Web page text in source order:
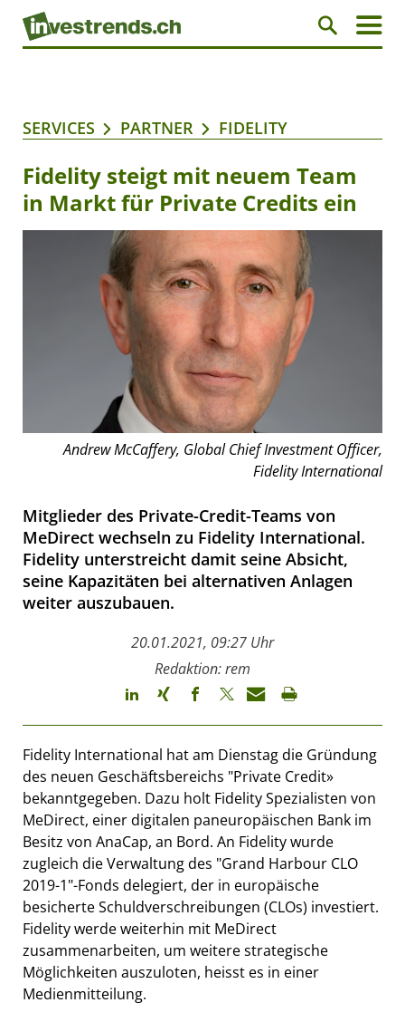
SERVICES PARTNER FIDELITY
Fidelity steigt mit neuem Team
in Markt für Private Credits ein
Andrew McCaffery, Global Chief Investment Officer,
Fidelity International
Mitglieder des Private-Credit-Teams von
MeDirect wechseln zu Fidelity International.
Fidelity unterstreicht damit seine Absicht,
seine Kapazitäten bei alternativen Anlagen
weiter auszubauen.
20.01.2021, 09:27 Uhr
Redaktion: rem
Fidelity International hat am Dienstag die Gründung
des neuen Geschäftsbereichs "Private Credit»
bekanntgegeben. Dazu holt Fidelity Spezialisten von
MeDirect, einer digitalen paneuropäischen Bank im
Besitz von AnaCap, an Bord. An Fidelity wurde
zugleich die Verwaltung des "Grand Harbour CLO
2019-1"-Fonds delegiert, der in europäische
besicherte Schuldverschreibungen (CLOs) investiert.
Fidelity werde weiterhin mit MeDirect
zusammenarbeiten, um weitere strategische
Möglichkeiten auszuloten, heisst es in einer
Medienmitteilung.